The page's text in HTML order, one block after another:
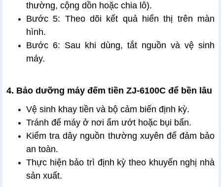
thường, cộng dồn hoặc chia lô).
Bước 5: Theo dõi kết quả hiển thị trên màn
hình.
Bước 6: Sau khi dùng, tắt nguồn và vệ sinh
máy.
4. Bảo dưỡng máy đếm tiền ZJ-6100C để bền lâu
Vệ sinh khay tiền và bộ cảm biến định kỳ.
Tránh để máy ở nơi ẩm ướt hoặc bụi bẩn.
Kiểm tra dây nguồn thường xuyên để đảm bảo
an toàn.
Thực hiện bảo trì định kỳ theo khuyến nghị nhà
sản xuất.